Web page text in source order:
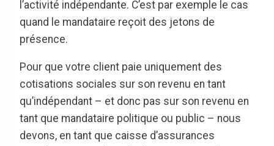
l’activité indépendante. C’est par exemple le cas
quand le mandataire reçoit des jetons de
présence.
Pour que votre client paie uniquement des
cotisations sociales sur son revenu en tant
qu’indépendant – et donc pas sur son revenu en
tant que mandataire politique ou public – nous
devons, en tant que caisse d’assurances